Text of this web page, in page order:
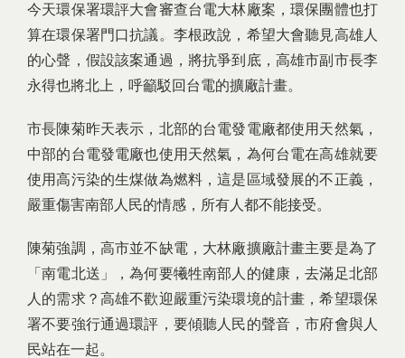
今天環保署環評大會審查台電大林廠案，環保團體也打
算在環保署門口抗議。李根政說，希望大會聽見高雄人
的心聲，假設該案通過，將抗爭到底，高雄市副市長李
永得也將北上，呼籲駁回台電的擴廠計畫。
市長陳菊昨天表示，北部的台電發電廠都使用天然氣，
中部的台電發電廠也使用天然氣，為何台電在高雄就要
使用高污染的生煤做為燃料，這是區域發展的不正義，
嚴重傷害南部人民的情感，所有人都不能接受。
陳菊強調，高市並不缺電，大林廠擴廠計畫主要是為了
「南電北送」，為何要犧牲南部人的健康，去滿足北部
人的需求？高雄不歡迎嚴重污染環境的計畫，希望環保
署不要強行通過環評，要傾聽人民的聲音，市府會與人
民站在一起。